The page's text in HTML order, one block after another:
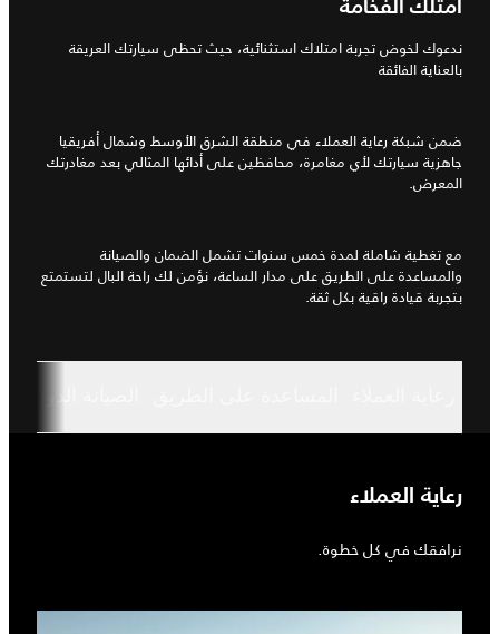
امتلك الفخامة
ندعوك لخوض تجربة امتلاك استثنائية، حيث تحظى سيارتك العريقة
بالعناية الفائقة
ضمن شبكة رعاية العملاء في منطقة الشرق الأوسط وشمال أفريقيا
جاهزية سيارتك لأي مغامرة، محافظين على أدائها المثالي بعد مغادرتك
المعرض.
مع تغطية شاملة لمدة خمس سنوات تشمل الضمان والصيانة
والمساعدة على الطريق على مدار الساعة، نؤمن لك راحة البال لتستمتع
بتجربة قيادة راقية بكل ثقة.
رعاية العملاء
نرافقك في كل خطوة.